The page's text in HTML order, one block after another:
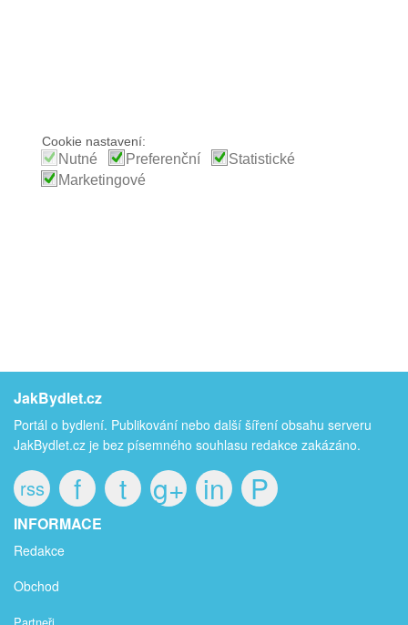
JakBydlet.cz
Portál o bydlení. Publikování nebo další šíření obsahu serveru
JakBydlet.cz je bez písemného souhlasu redakce zakázáno.
rss f t g+ in P
INFORMACE
Redakce
Obchod
Cookie nastavení:
Nutné Preferenční
Statistické
Marketingové